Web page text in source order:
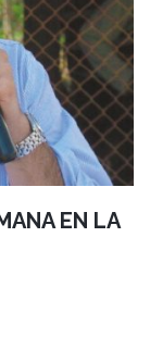
EN LA